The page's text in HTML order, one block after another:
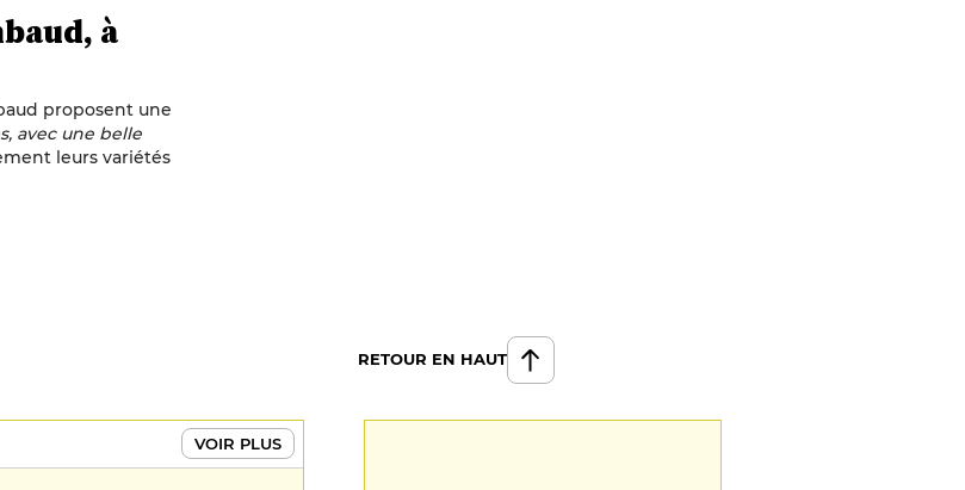
à
proposent une
avec une belle
leurs variétés
RETOUR EN HAUT
VOIR PLUS